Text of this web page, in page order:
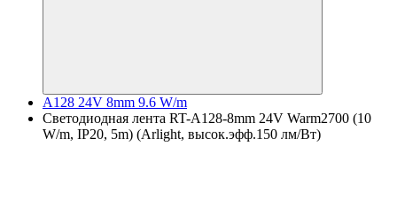
A128 24V 8mm 9.6 W/m
Светодиодная лента RT-A128-8mm 24V Warm2700 (10
W/m, IP20, 5m) (Arlight, высок.эфф.150 лм/Вт)